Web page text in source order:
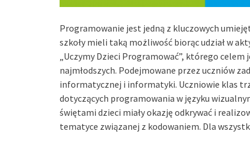
Programowanie jest jedną z kluczowych
szkoły mieli taką możliwość biorąc udział w
„Uczymy Dzieci Programować”, którego
najmłodszych. Podejmowane przez uczniów
informatycznej i informatyki. Uczniowie klas
dotyczących programowania w języku
świętami dzieci miały okazję odkrywać i
tematyce związanej z kodowaniem. Dla